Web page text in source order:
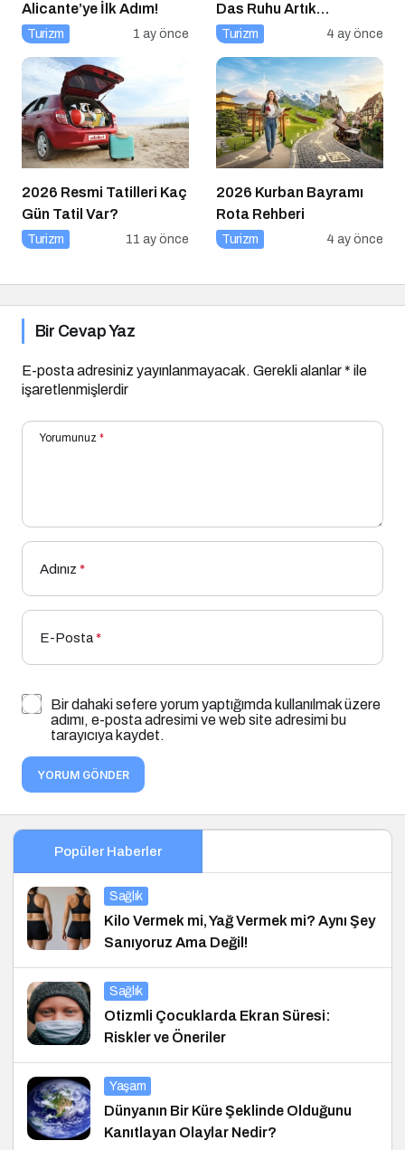
Alicante’ye İlk Adım!
Turizm 1 ay önce
Das Ruhu Artık
Kapadokya’da
Turizm 4 ay önce
2026 Resmi Tatilleri Kaç
Gün Tatil Var?
Turizm 11 ay önce
2026 Kurban Bayramı
Rota Rehberi
Turizm 4 ay önce
Bir Cevap Yaz
E-posta adresiniz yayınlanmayacak. Gerekli alanlar* ile
işaretlenmişlerdir
Yorumunuz *
Adınız *
E-Posta*
Bir dahaki sefere yorum yaptığımda kullanılmak üzere
adımı, e-posta adresimi ve web site adresimi bu
tarayıcıya kaydet.
YORUM GÖNDER
Popüler Haberler
Sağlık
Kilo Vermek mi, Yağ Vermek mi? Aynı Şey
Sanıyoruz Ama Değil!
Sağlık
Otizmli Çocuklarda Ekran Süresi:
Riskler ve Öneriler
Yaşam
Dünyanın Bir Küre Şeklinde Olduğunu
Kanıtlayan Olaylar Nedir?